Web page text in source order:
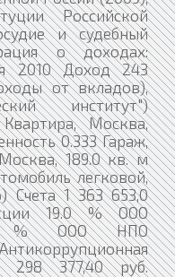
Российской
и судебный
о доходах:
2010 Доход 243
от вкладов),
институт")
Москва,
0.333 Гараж,
189.0 кв. м
легковой,
Счета 1 363 653,0
19.0 % ООО
% ООО НПО
298 377,40 руб.